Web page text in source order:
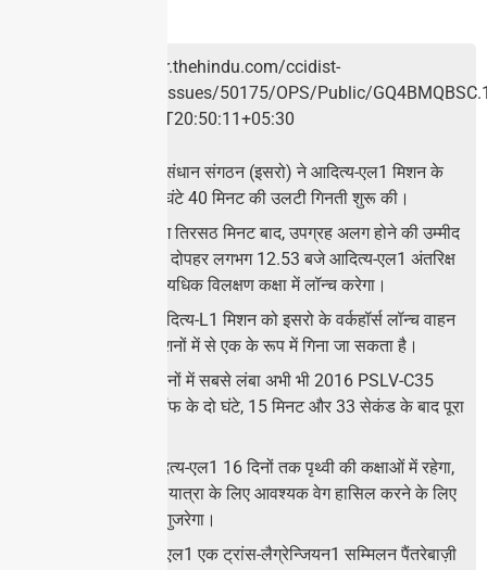
भारतीय अंतरिक्ष अनुसंधान संगठन (इसरो) ने आदित्य-एल1 मिशन के
प्रक्षेपण के लिए 23 घंटे 40 मिनट की उलटी गिनती शुरू की।
उड़ान भरने के लगभग तिरसठ मिनट बाद, उपग्रह अलग होने की उम्मीद
है क्योंकि पीएसएलवी दोपहर लगभग 12.53 बजे आदित्य-एल1 अंतरिक्ष
यान को पृथ्वी की अत्यधिक विलक्षण कक्षा में लॉन्च करेगा।
इस PSLV-C57/आदित्य-L1 मिशन को इसरो के वर्कहॉर्स लॉन्च वाहन
से जुड़े सबसे लंबे मिशनों में से एक के रूप में गिना जा सकता है।
हालाँकि, PSLV मिशनों में सबसे लंबा अभी भी 2016 PSLV-C35
मिशन है जो लिफ्ट-ऑफ के दो घंटे, 15 मिनट और 33 सेकंड के बाद पूरा
प्रक्षेपण के बाद, आदित्य-एल1 16 दिनों तक पृथ्वी की कक्षाओं में रहेगा,
इस दौरान यह अपनी यात्रा के लिए आवश्यक वेग हासिल करने के लिए
पांच प्रक्रियाओं से गुजरेगा।
“इसके बाद, आदित्य-एल1 एक ट्रांस-लैग्रेन्जियन1 सम्मिलन पैंतरेबाज़ी